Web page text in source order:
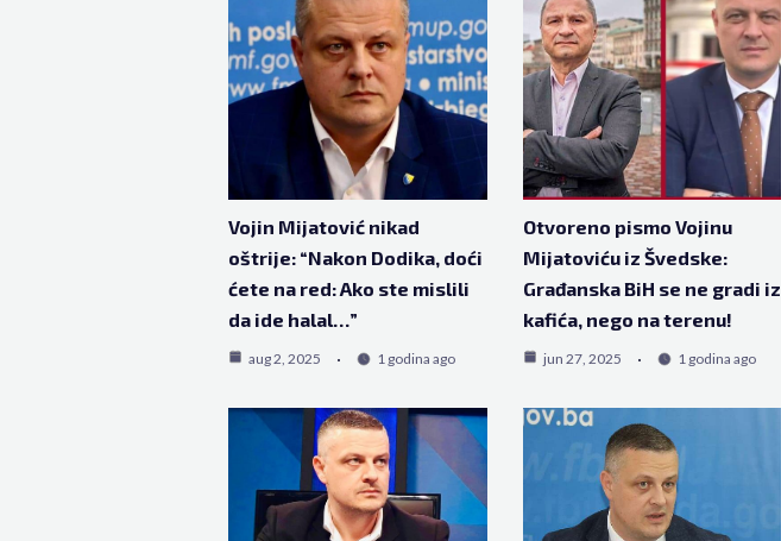
Vojin Mijatović nikad
oštrije: “Nakon Dodika, doći
ćete na red: Ako ste mislili
da ide halal…”
aug 2, 2025 1 godina ago
Otvoreno pismo Vojinu
Mijatoviću iz Švedske:
Građanska BiH se ne gradi iz
kafića, nego na terenu!
jun 27, 2025 1 godina ago